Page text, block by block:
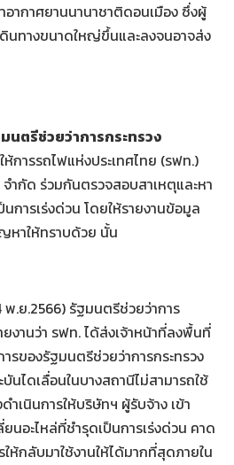
ากาศยานนานาชาติดอนเมือง ซึ่งผู้
ดินทางขนาดใหญ่ขึ้นและลงจนอาจส่ง
นตรีช่วยว่าการกระทรวง
ห้การรถไฟแห่งประเทศไทย (รฟท.)
ำกัด ร่วมกันตรวจสอบสาเหตุและหา
การเร่งด่วน โดยให้รายงานข้อมูล
หาให้ทราบด้วย นั้น
พ.ย.2566) รัฐมนตรีช่วยว่าการ
งานว่า รฟท. ได้ส่งเจ้าหน้าที่ลงพื้นที่
ของรัฐมนตรีช่วยว่าการกระทรวง
ไดเลื่อนในบางสถานีไม่สามารถใช้
ำเนินการให้บริษัทฯ ผู้รับจ้าง เข้า
นอะไหล่ที่ชำรุดเป็นการเร่งด่วน คาด
ให้กลับมาใช้งานให้ได้มากที่สุดภายใน